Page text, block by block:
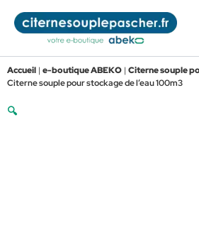
contenu
Accueil | e-boutique ABEKO | Citerne souple
Citerne souple pour stockage de l’eau 100m3
🔍